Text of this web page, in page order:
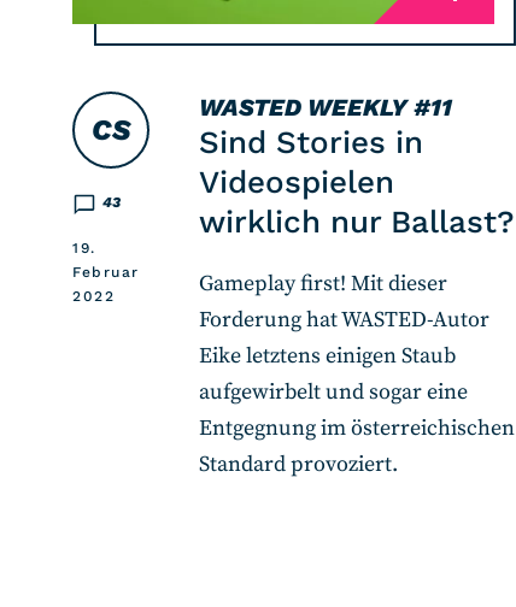
WASTED WEEKLY#11
Sind Stories in
Videospielen
wirklich nur Ballast?
CS
43
19.
Februar
2022
Gameplay first! Mit dieser
Forderung hat WASTED-Autor
Eike letztens einigen Staub
aufgewirbelt und sogar eine
Entgegnung im österreichischen
Standard provoziert.